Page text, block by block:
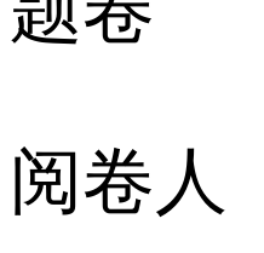
阅卷人